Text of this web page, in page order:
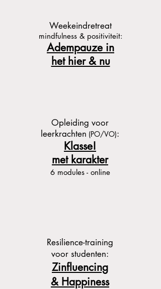
Weekeindretreat
mindfulness & positiviteit:
Adempauze in
het hier & nu
Opleiding voor
leerkrachten (PO/VO):
Klasse!
met karakter
6 modules - online
Resilience-training
voor studenten:
Zinfluencing
& Happiness